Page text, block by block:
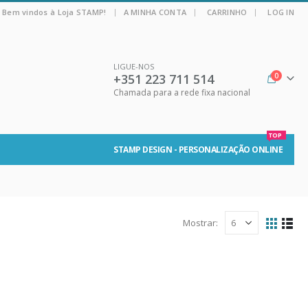
Bem vindos à Loja STAMP! | A MINHA CONTA CARRINHO LOG IN
LIGUE-NOS
+351 223 711 514
Chamada para a rede fixa nacional
0
STAMP DESIGN - PERSONALIZAÇÃO ONLINE
TOP
Mostrar: